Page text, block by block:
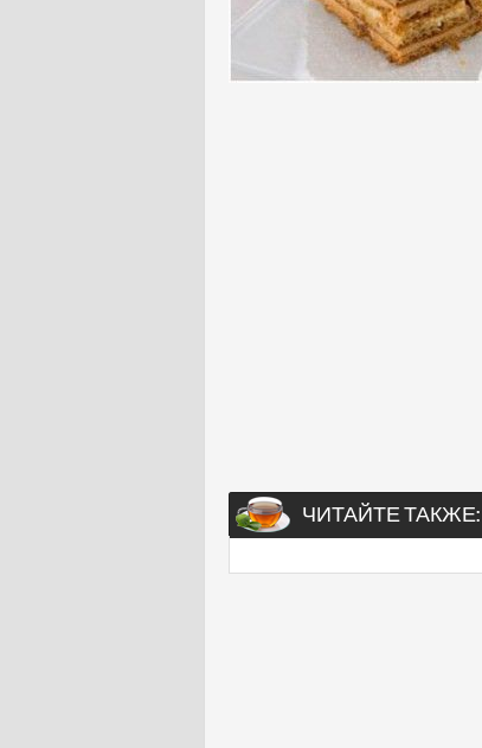
ЧИТАЙТЕ ТАКЖЕ: